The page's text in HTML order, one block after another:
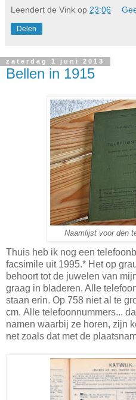
Leendert de Vink op 23:06
Delen
zaterdag 1 juni 2013
Bellen in 1915
Naamlijst voor den
Thuis heb ik nog een
facsimile uit 1995.* Het op
behoort tot de juwelen van
graag in bladeren. Alle
staan erin. Op 758 niet al te
cm. Alle telefoonnummers...
namen waarbij ze horen, zijn
net zoals dat met de